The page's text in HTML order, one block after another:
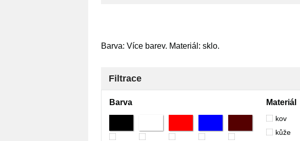
Barva: Více barev. Materiál: sklo.
Filtrace
Barva Materiál
kov
kůže